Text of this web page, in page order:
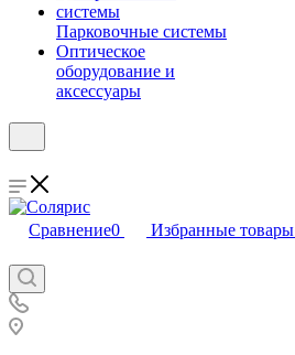
Парковочные системы
Оптическое
оборудование и
аксессуары
Сравнение0 Избранные товары